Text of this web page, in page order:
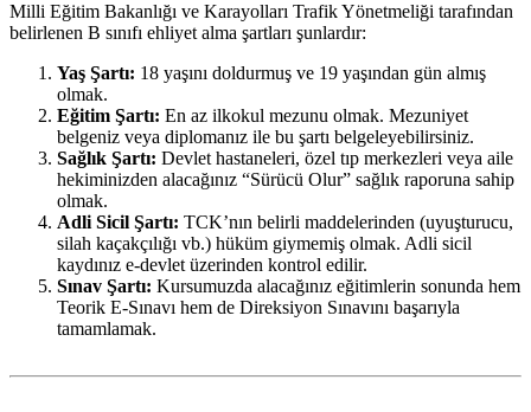
Milli Eğitim Bakanlığı ve Karayolları Trafik Yönetmeliği tarafından
belirlenen B sınıfı ehliyet alma şartları şunlardır:
Yaş Şartı: 18 yaşını doldurmuş ve 19 yaşından gün almış
olmak.
Eğitim Şartı: En az ilkokul mezunu olmak. Mezuniyet
belgeniz veya diplomanız ile bu şartı belgeleyebilirsiniz.
Sağlık Şartı: Devlet hastaneleri, özel tıp merkezleri veya aile
hekiminizden alacağınız “Sürücü Olur” sağlık raporuna sahip
olmak.
Adli Sicil Şartı: TCK’nın belirli maddelerinden (uyuşturucu,
silah kaçakçılığı vb.) hüküm giymemiş olmak. Adli sicil
kaydınız e-devlet üzerinden kontrol edilir.
Sınav Şartı: Kursumuzda alacağınız eğitimlerin sonunda hem
Teorik E-Sınavı hem de Direksiyon Sınavını başarıyla
tamamlamak.